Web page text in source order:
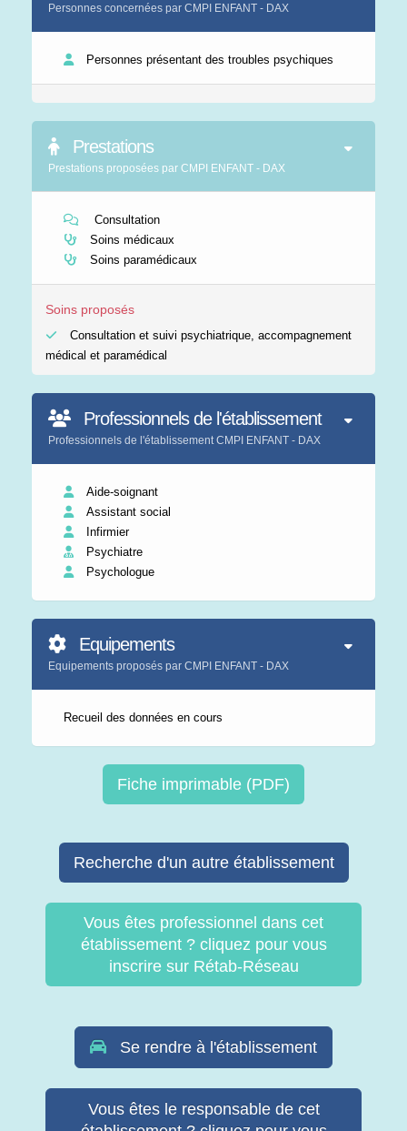
Personnes concernées par CMPI ENFANT - DAX
Personnes présentant des troubles psychiques
Prestations
Prestations proposées par CMPI ENFANT - DAX
Consultation
Soins médicaux
Soins paramédicaux
Soins proposés
Consultation et suivi psychiatrique, accompagnement
médical et paramédical
Professionnels de l'établissement
Professionnels de l'établissement CMPI ENFANT - DAX
Aide-soignant
Assistant social
Infirmier
Psychiatre
Psychologue
Equipements
Equipements proposés par CMPI ENFANT - DAX
Recueil des données en cours
Fiche imprimable (PDF)
Recherche d'un autre établissement
Vous êtes professionnel dans cet
établissement ? cliquez pour vous
inscrire sur Rétab-Réseau
Se rendre à l'établissement
Vous êtes le responsable de cet